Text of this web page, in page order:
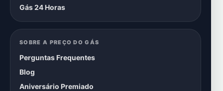
Gás 24 Horas
SOBRE A PREÇO DO GÁS
Perguntas Frequentes
Blog
Aniversário Premiado